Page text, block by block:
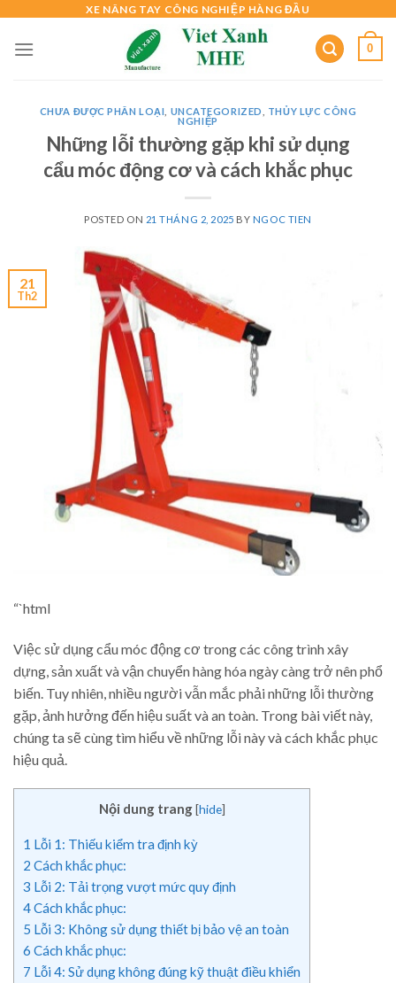
content
XE NÂNG TAY CÔNG NGHIỆP HÀNG ĐẦU
0
CHƯA ĐƯỢC PHÂN LOẠI UNCATEGORIZED
THỦY LỰC CÔNG
NGHIỆP
Những lỗi thường gặp khi sử dụng
cẩu móc động cơ và cách khắc phục
POSTED ON 21 THÁNG 2, 2025 BY NGOC TIEN
21
Th2
“`html
Việc sử dụng cẩu móc động cơ trong các công trình xây
dựng, sản xuất và vận chuyển hàng hóa ngày càng trở nên phổ
biến. Tuy nhiên, nhiều người vẫn mắc phải những lỗi thường
gặp, ảnh hưởng đến hiệu suất và an toàn. Trong bài viết này,
chúng ta sẽ cùng tìm hiểu về những lỗi này và cách khắc phục
hiệu quả.
Nội dung trang [hide]
1 Lỗi 1: Thiếu kiểm tra định kỳ
2 Cách khắc phục:
3 Lỗi 2: Tải trọng vượt mức quy định
4Cách khắc phục:
5 Lỗi 3: Không sử dụng thiết bị bảo vệ an toàn
6 Cách khắc phục:
7 Lỗi 4: Sử dụng không đúng kỹ thuật điều khiển